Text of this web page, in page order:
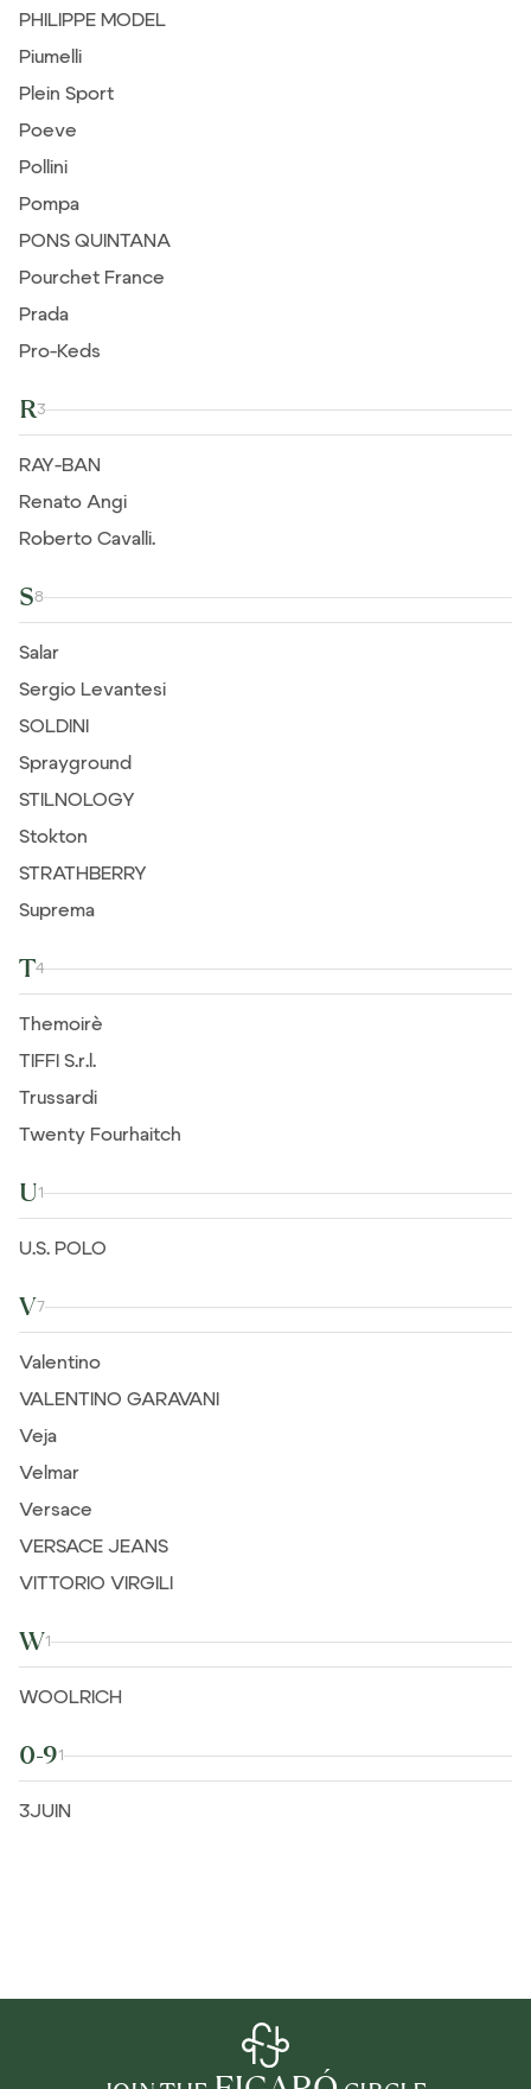
PHILIPPE MODEL
Piumelli
Plein Sport
Poeve
Pollini
Pompa
PONS QUINTANA
Pourchet France
Prada
Pro-Keds
R3
RAY-BAN
Renato Angi
Roberto Cavalli.
S8
Salar
Sergio Levantesi
SOLDINI
Sprayground
STILNOLOGY
Stokton
STRATHBERRY
Suprema
T4
Themoirè
TIFFI S.r.l.
Trussardi
Twenty Fourhaitch
U1
U.S. POLO
V7
Valentino
VALENTINO GARAVANI
Veja
Velmar
Versace
VERSACE JEANS
VITTORIO VIRGILI
W1
WOOLRICH
0-91
3JUIN